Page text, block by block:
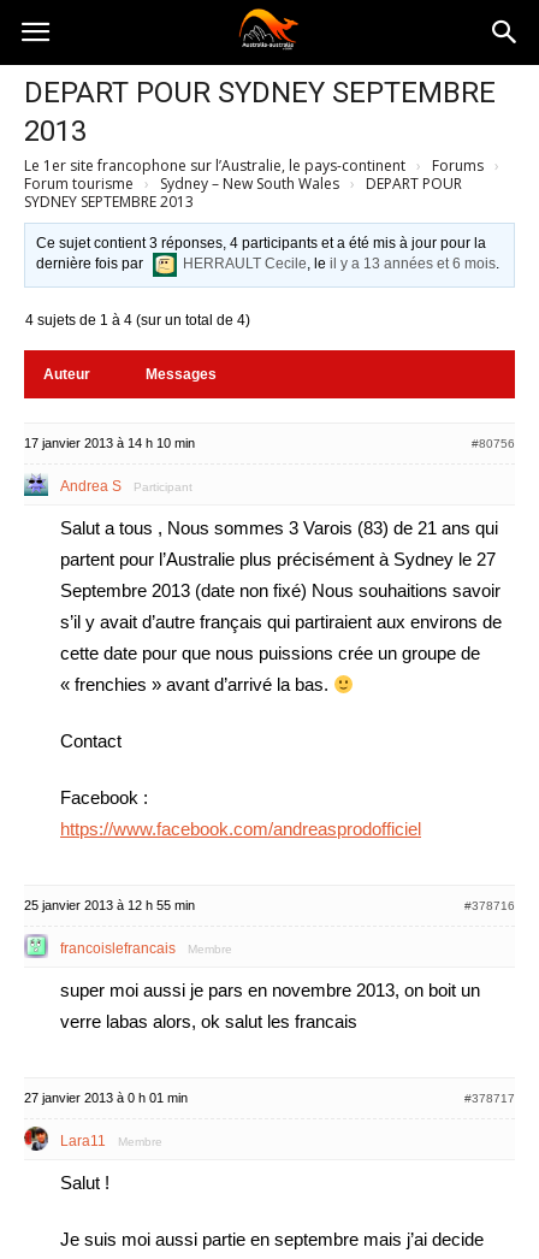
Australia-
australie.com
DEPART POUR SYDNEY SEPTEMBRE
2013
Le 1er site francophone sur l’Australie, le pays-continent › Forums ›
Forum tourisme › Sydney – New South Wales ›
DEPART POUR
SYDNEY SEPTEMBRE 2013
Ce sujet contient 3 réponses, 4 participants et a été mis à jour pour la
dernière fois par
HERRAULT Cecile, leil y a 13 années et 6 mois.
4 sujets de 1 à 4 (sur un total de 4)
Auteur Messages
17 janvier 2013 à 14 h 10 min #80756
Andrea S Participant
Salut a tous , Nous sommes 3 Varois (83) de 21 ans qui
partent pour l’Australie plus précisément à Sydney le 27
Septembre 2013 (date non fixé) Nous souhaitions savoir
s’il y avait d’autre français qui partiraient aux environs de
cette date pour que nous puissions crée un groupe de
« frenchies » avant d’arrivé la bas.
Contact
Facebook :
https://www.facebook.com/andreasprodofficiel
25 janvier 2013 à 12 h 55 min #378716
francoislefrancais Membre
super moi aussi je pars en novembre 2013, on boit un
verre labas alors, ok salut les francais
27 janvier 2013 à 0 h 01 min #378717
Lara11 Membre
Salut !
Je suis moi aussi partie en septembre mais j’ai decide